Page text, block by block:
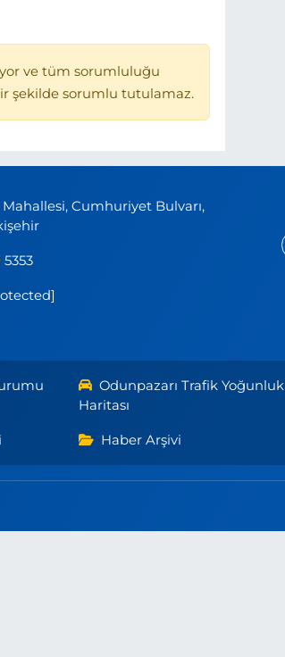
ve tüm sorumluluğu
şekilde sorumlu tutulamaz.
Cumhuriyet Bulvarı,
5353
Odunpazarı Trafik Yoğunluk
Haritası
Haber Arşivi